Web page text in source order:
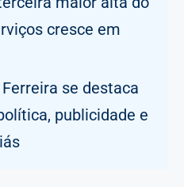
cresce em
se destaca
publicidade e